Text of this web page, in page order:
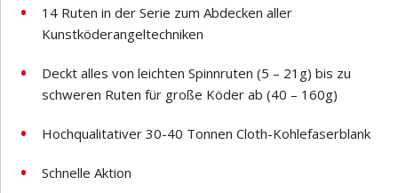
14 Ruten in der Serie zum Abdecken aller
Kunstköderangeltechniken
Deckt alles von leichten Spinnruten (5 – 21g) bis zu
schweren Ruten für große Köder ab (40 – 160g)
Hochqualitativer 30-40 Tonnen Cloth-Kohlefaserblank
Schnelle Aktion